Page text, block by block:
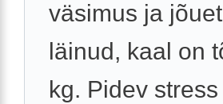
väsimus ja
läinud, kaal on
kg. Pidev